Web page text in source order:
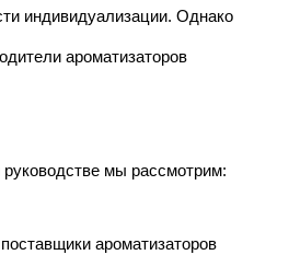
индивидуализации. Однако
ароматизаторов
мы рассмотрим:
ароматизаторов